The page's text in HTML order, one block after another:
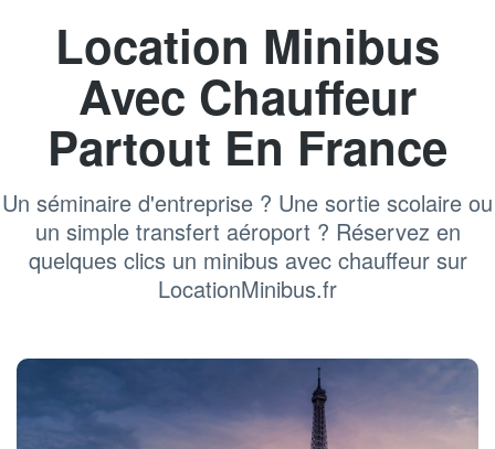
Location Minibus
Avec Chauffeur
Partout En France
Un séminaire d'entreprise ? Une sortie scolaire ou
un simple transfert aéroport ? Réservez en
quelques clics un minibus avec chauffeur sur
LocationMinibus.fr